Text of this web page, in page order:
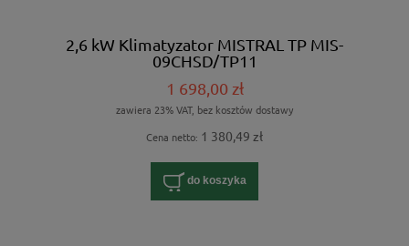
2,6 kW Klimatyzator MISTRAL TP MIS-
09CHSD/TP11
1 698,00 zł
zawiera 23% VAT, bez kosztów dostawy
Cena netto: 1 380,49 zł
do koszyka